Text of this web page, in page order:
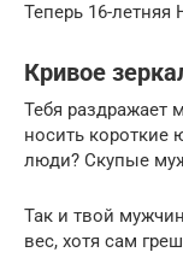
Теперь 16-летняя
Кривое
Тебя раздражает
носить короткие
люди? Скупые
Так и твой
вес, хотя сам